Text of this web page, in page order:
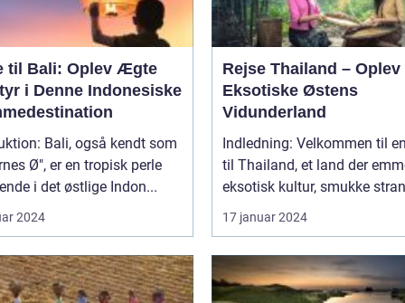
til Bali: Oplev Ægte
i Denne Indonesiske
kendt som
Ø", er en tropisk perle
i det østlige Indon...
2024
Rejse Thailand – Oplev
Eksotiske Østens
Vidunderland
Indledning: Velkommen til
til Thailand, et land der
eksotisk kultur, smukke
17 januar 2024